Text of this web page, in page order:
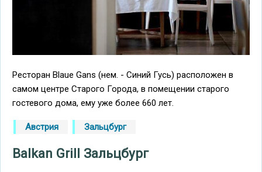
Ресторан Blaue Gans (нем. - Синий Гусь) расположен в
самом центре Старого Города, в помещении старого
гостевого дома, ему уже более 660 лет.
Австрия Зальцбург
Balkan Grill Зальцбург